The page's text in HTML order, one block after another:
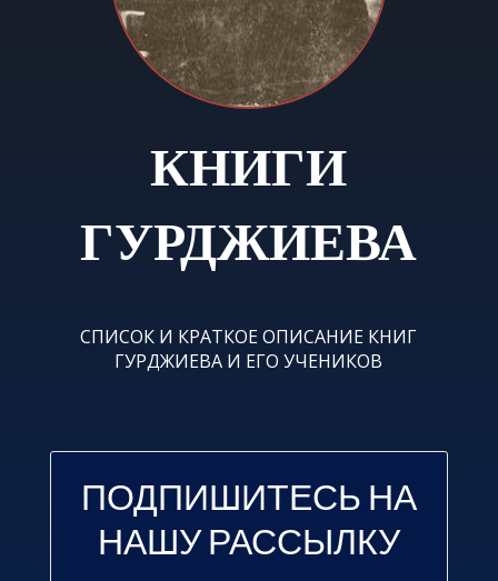
КНИГИ
ГУРДЖИЕВА
СПИСОК И КРАТКОЕ ОПИСАНИЕ КНИГ
ГУРДЖИЕВА И ЕГО УЧЕНИКОВ
ПОДПИШИТЕСЬ НА
НАШУ РАССЫЛКУ